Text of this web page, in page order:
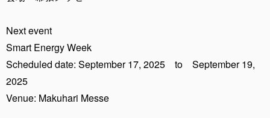
Next event
Smart Energy Week
Scheduled date: September 17, 2025 to September 19,
2025
Venue: Makuhari Messe